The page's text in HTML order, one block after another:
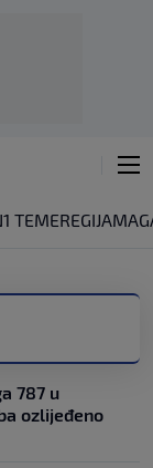
TEMEREGIJA
787 u
ozlijeđeno